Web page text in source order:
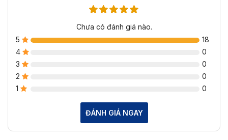
Chưa có đánh giá nào.
5
18
4
0
3
0
2
0
1
0
ĐÁNH GIÁ NGAY